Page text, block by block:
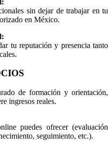
sin dejar de trabajar en tu
en México.
tu reputación y presencia tanto
de formación y orientación,
ingresos reales.
puedes ofrecer (evaluación
seguimiento, etc.).